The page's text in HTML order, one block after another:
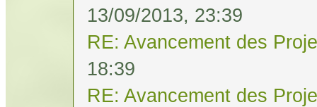
13/09/2013, 23:39
RE: Avancement des
18:39
RE: Avancement des